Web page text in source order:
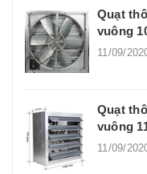
Quạt
vuông
11/09/
Quạt
vuông
11/09/